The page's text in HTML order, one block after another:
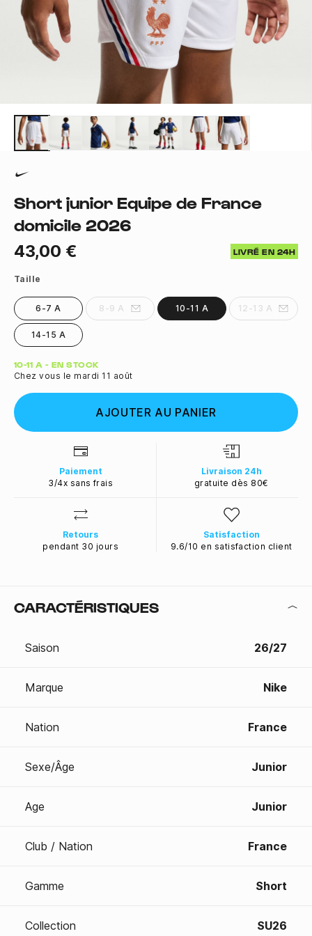
Short junior Equipe de France
domicile 2026
43,00 € LIVRÉ EN 24H
Taille
6-7 A 8-9 A 10-11 A 12-13 A
14-15 A
Quantité
10-11 A - EN STOCK
Chez vous le mardi 11 août
AJOUTER AU PANIER
Paiement
3/4x sans frais
Livraison 24h
gratuite dès 80€
Retours
pendant 30 jours
Satisfaction
9.6/10 en satisfaction client
CARACTÉRISTIQUES
Saison 26/27
Marque Nike
Nation France
Sexe/Âge Junior
Age Junior
Club / Nation France
Gamme Short
Collection SU26